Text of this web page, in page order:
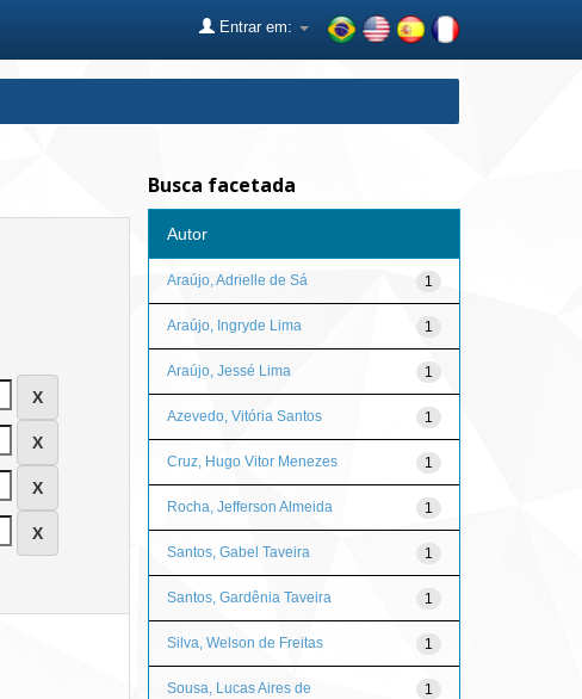
Entrar em:
Busca facetada
Autor
1
Araújo, Adrielle de Sá
1
Araújo, Ingryde Lima
1
Araújo, Jessé Lima
1
Azevedo, Vitória Santos
1
Cruz, Hugo Vitor Menezes
1
Rocha, Jefferson Almeida
1
Santos, Gabel Taveira
1
Santos, Gardênia Taveira
1
Silva, Welson de Freitas
1
Sousa, Lucas Aires de